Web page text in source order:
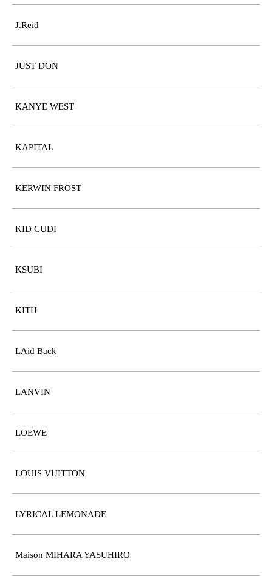
J.Reid
JUST DON
KANYE WEST
KAPITAL
KERWIN FROST
KID CUDI
KSUBI
KITH
LAid Back
LANVIN
LOEWE
LOUIS VUITTON
LYRICAL LEMONADE
Maison MIHARA YASUHIRO